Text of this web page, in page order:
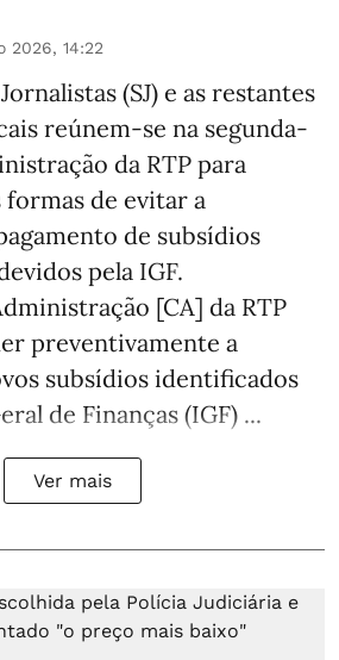
2026, 14:22
(SJ) e as restantes
reúnem-se na segunda-
da RTP para
de evitar a
de subsídios
pela IGF.
[CA] da RTP
preventivamente a
subsídios identificados
de Finanças (IGF) ...
Ver mais